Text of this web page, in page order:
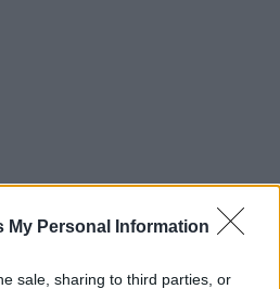
My Personal Information
sale, sharing to third parties, or